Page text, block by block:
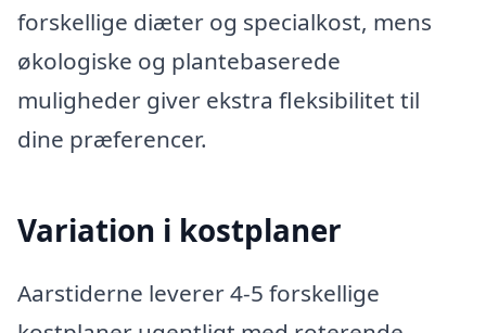
forskellige diæter og specialkost, mens
økologiske og plantebaserede
muligheder giver ekstra fleksibilitet til
dine præferencer.
Variation i kostplaner
Aarstiderne leverer 4-5 forskellige